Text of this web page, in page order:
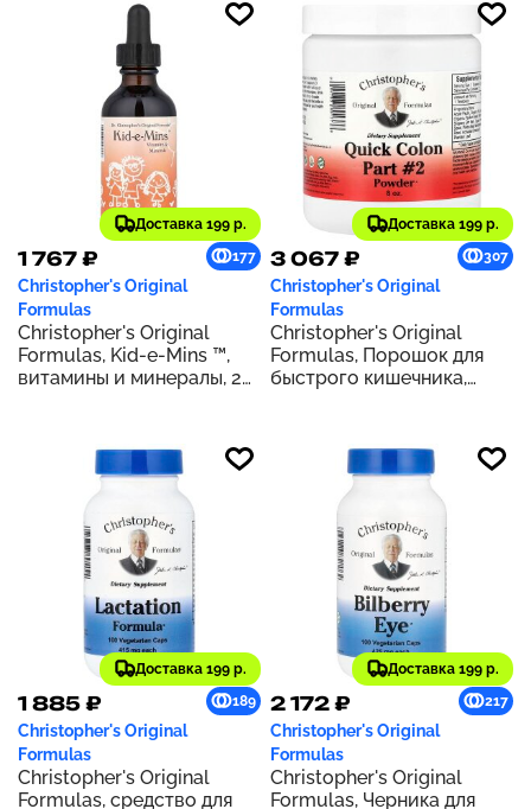
Доставка 199 р.
1 767 ₽ 177
Christopher's Original
Formulas
Christopher's Original
Formulas, Kid-e-Mins ™,
витамины и минералы, 2
Доставка 199 р.
3 067 ₽ 307
Christopher's Original
Formulas
Christopher's Original
Formulas, Порошок для
быстрого кишечника,
Доставка 199 р.
1 885 ₽ 189
Christopher's Original
Formulas
Christopher's Original
Formulas, средство для
Доставка 199 р.
2 172 ₽ 217
Christopher's Original
Formulas
Christopher's Original
Formulas, Черника для